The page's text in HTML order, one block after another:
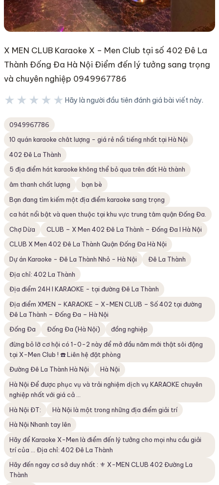
X MEN CLUB Karaoke X – Men Club tại số 402 Đê La
Thành Đống Đa Hà Nội Điểm đến lý tưởng sang trọng
và chuyên nghiệp 0949967786
★★★★★ Hãy là người đầu tiên đánh giá bài viết này.
0949967786
10 quán karaoke chât lượng - giá rẻ nổi tiếng nhất tại Hà Nội
402 Đê La Thành
5 địa điểm hát karaoke không thể bỏ qua trên đất Hà thành
âm thanh chất lượng
bạn bè
Bạn đang tìm kiếm một địa điểm karaoke sang trọng
ca hát nổi bật và quen thuộc tại khu vực trung tâm quận Đống Đa.
Chợ Dừa
CLUB – X Men 402 Đê La Thành – Đống Đa I Hà Nội
CLUB X Men 402 Đê La Thành Quận Đống Đa Hà Nội
Dự án Karaoke - Đê La Thành Nhỏ - Hà Nội
Đê La Thành
Địa chỉ: 402 La Thành
Địa điểm 24H I KARAOKE - tại đường Đê La Thành
Địa điểm XMEN – KARAOKE – X-MEN CLUB – Số 402 tại đường
Đê La Thành – Đống Đa – Hà Nội
Đống Đa
Đống Đa (Hà Nội)
đồng nghiệp
đừng bỏ lỡ cơ hội có 1-0-2 này để mở đầu năm mới thật sôi động
tại X-Men Club ! ☎️ Liên hệ đặt phòng
Đường Đê La Thành Hà Nội
Hà Nội
Hà Nội Để được phục vụ và trải nghiệm dịch vụ KARAOKE chuyên
nghiệp nhất với giá cả ...
Hà Nội ĐT:
Hà Nội là một trong những địa điểm giải trí
Hà Nội Nhanh tay lên
Hãy để Karaoke X-Men là điểm đến lý tưởng cho mọi nhu cầu giải
trí của ... Địa chỉ: 402 Đê La Thành
Hãy đến ngay cơ sở duy nhất : ⚜️ X-MEN CLUB 402 Đường La
Thành